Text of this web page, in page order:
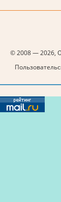
© 2008 — 2026,